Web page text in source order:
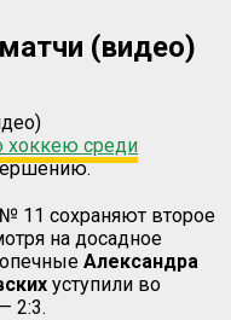
(видео)
хоккею среди
11 сохраняют второе
на досадное
Александра
уступили во
2:3.